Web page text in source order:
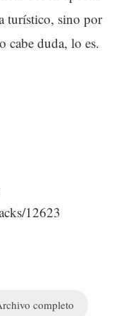
turístico, sino por
cabe duda, lo es.
12623
completo